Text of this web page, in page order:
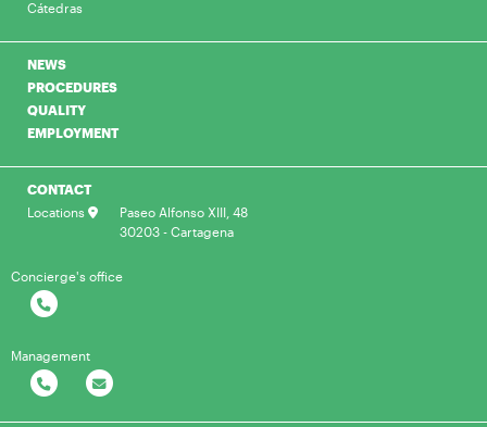
Cátedras
NEWS
PROCEDURES
QUALITY
EMPLOYMENT
CONTACT
Locations
Paseo Alfonso XIII, 48
30203 - Cartagena
Concierge's office
Management